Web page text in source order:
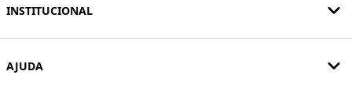
INSTITUCIONAL
AJUDA